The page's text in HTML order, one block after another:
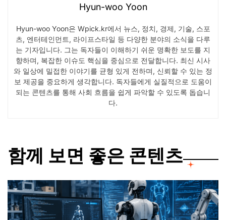
Hyun-woo Yoon
Hyun-woo Yoon은 Wpick.kr에서 뉴스, 정치, 경제, 기술, 스포
츠, 엔터테인먼트, 라이프스타일 등 다양한 분야의 소식을 다루
는 기자입니다. 그는 독자들이 이해하기 쉬운 명확한 보도를 지
향하며, 복잡한 이슈도 핵심을 중심으로 전달합니다. 최신 시사
와 일상에 밀접한 이야기를 균형 있게 전하며, 신뢰할 수 있는 정
보 제공을 중요하게 생각합니다. 독자들에게 실질적으로 도움이
되는 콘텐츠를 통해 사회 흐름을 쉽게 파악할 수 있도록 돕습니
다.
함께 보면 좋은 콘텐츠